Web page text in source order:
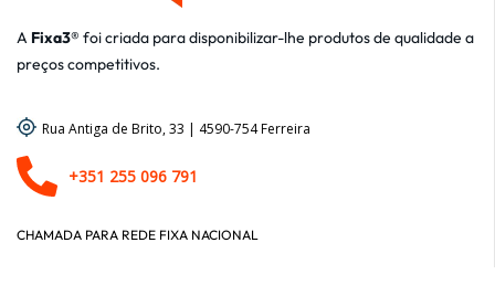
A Fixa3® foi criada para disponibilizar-lhe produtos de qualidade a
preços competitivos.
Rua Antiga de Brito, 33 | 4590-754 Ferreira
+351 255 096 791
CHAMADA PARA REDE FIXA NACIONAL